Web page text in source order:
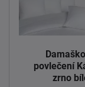
povlečení
zrno